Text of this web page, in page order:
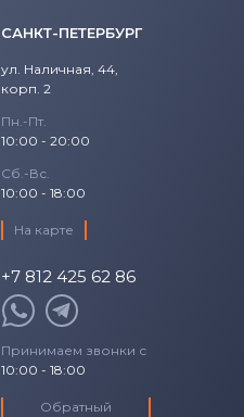
САНКТ-ПЕТЕРБУРГ
ул. Наличная, 44,
корп. 2
Пн.-Пт.
10:00 - 20:00
Сб.-Вс.
10:00 - 18:00
На карте
+7 812 425 62 86
Принимаем звонки с
10:00 - 18:00
Обратный